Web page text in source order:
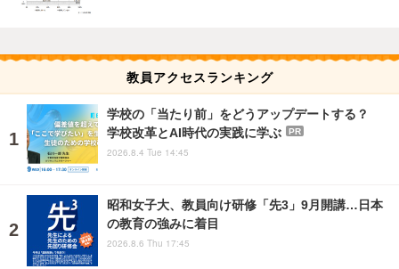
教員アクセスランキング
学校の「当たり前」をどうアップデートする？
学校改革とAI時代の実践に学ぶ
PR
2026.8.4 Tue 14:45
昭和女子大、教員向け研修「先3」9月開講…日本
の教育の強みに着目
2026.8.6 Thu 17:45